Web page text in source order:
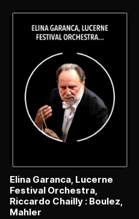
Elina Garanca, Lucerne
Festival Orchestra,
Riccardo Chailly : Boulez,
Mahler